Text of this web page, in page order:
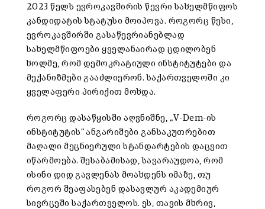
2023 წელს ევროკავშირის წევრი სახელმწიფოს
კანდიდატის სტატუსი მოიპოვა. როგორც წესი,
ევროკავშირში გასაწევრიანებლად
სახელმწიფოები ყველანაირად ცდილობენ
ხოლმე, რომ დემოკრატიული ინსტიტუტები და
მექანიზმები გააძლიერონ. საქართველოში კი
ყველაფერი პირიქით მოხდა.
როგორც დასაწყისში აღვნიშნე, „V-Dem-ის
ინსტიტუტის“ ანგარიშები განსაკუთრებით
მაღალი მეცნიერული სტანდარტების დაცვით
იწარმოება. შესაბამისად, სავარაუდოა, რომ
ისინი დიდ გავლენას მოახდენს იმაზე, თუ
როგორ შეაფასებენ დასავლურ აკადემიურ
სივრცეში საქართველოს. ეს, თავის მხრივ,